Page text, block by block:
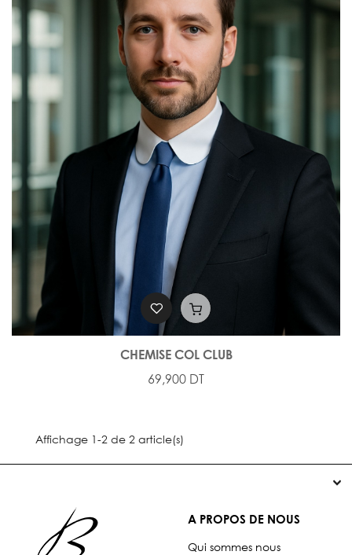
CHEMISE COL CLUB
69,900 DT
Affichage 1-2 de 2 article(s)


A PROPOS DE NOUS
Qui sommes nous